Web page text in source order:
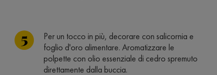
Per un tocco in più, decorare con salicornia e
foglio d'oro alimentare. Aromatizzare le
polpette con olio essenziale di cedro spremuto
direttamente dalla buccia.